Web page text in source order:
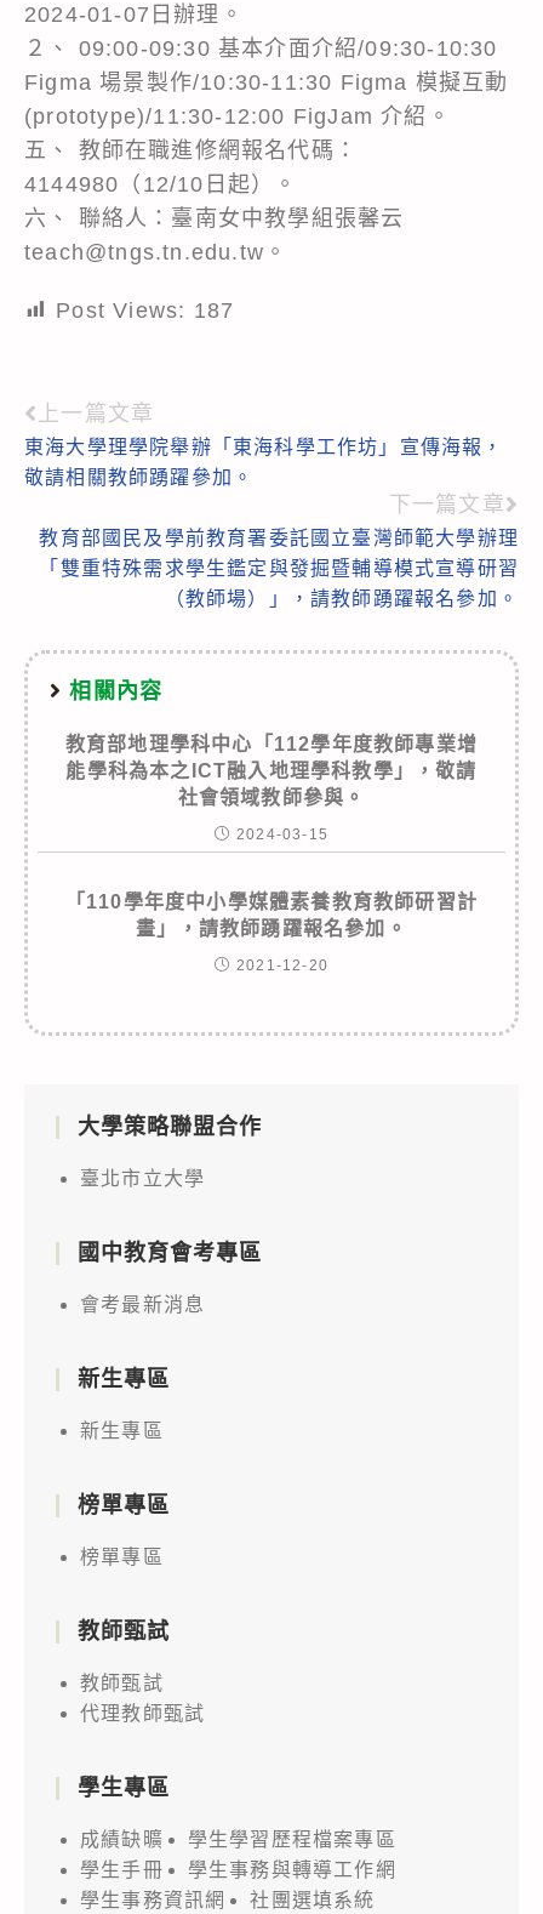
2024-01-07日辦理。
２、 09:00-09:30 基本介面介紹/09:30-10:30
Figma 場景製作/10:30-11:30 Figma 模擬互動
(prototype)/11:30-12:00 FigJam 介紹。
五、 教師在職進修網報名代碼：
4144980（12/10日起）。
六、 聯絡人：臺南女中教學組張馨云
teach@tngs.tn.edu.tw。
Post Views: 187
Read
more
上一篇文章
東海大學理學院舉辦「東海科學工作坊」宣傳海報，
敬請相關教師踴躍參加。
下一篇文章
教育部國民及學前教育署委託國立臺灣師範大學辦理
「雙重特殊需求學生鑑定與發掘暨輔導模式宣導研習
（教師場）」，請教師踴躍報名參加。
相關內容
教育部地理學科中心「112學年度教師專業增
能學科為本之ICT融入地理學科教學」，敬請
社會領域教師參與。
2024-03-15
「110學年度中小學媒體素養教育教師研習計
畫」，請教師踴躍報名參加。
2021-12-20
大學策略聯盟合作
臺北市立大學
國中教育會考專區
會考最新消息
新生專區
新生專區
榜單專區
榜單專區
教師甄試
教師甄試
代理教師甄試
學生專區
成績缺曠
學生學習歷程檔案專區
學生手冊
學生事務與轉導工作網
學生事務資訊網
社團選填系統